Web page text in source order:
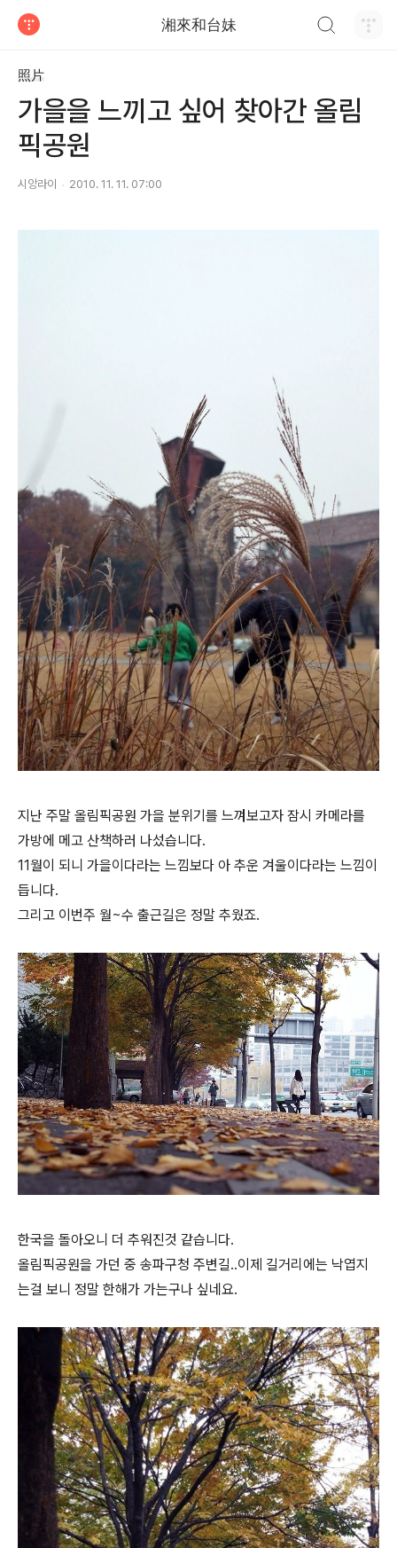
湘來和台妹
照片
가을을 느끼고 싶어 찾아간 올림
픽공원
시앙라이 2010. 11. 11. 07:00
지난 주말 올림픽공원 가을 분위기를 느껴보고자 잠시 카메라를
가방에 메고 산책하러 나섰습니다.
11월이 되니 가을이다라는 느낌보다 아 추운 겨울이다라는 느낌이
듭니다.
그리고 이번주 월~수 출근길은 정말 추웠죠.
한국을 돌아오니 더 추워진것 같습니다.
올림픽공원을 가던 중 송파구청 주변길..이제 길거리에는 낙엽지
는걸 보니 정말 한해가 가는구나 싶네요.